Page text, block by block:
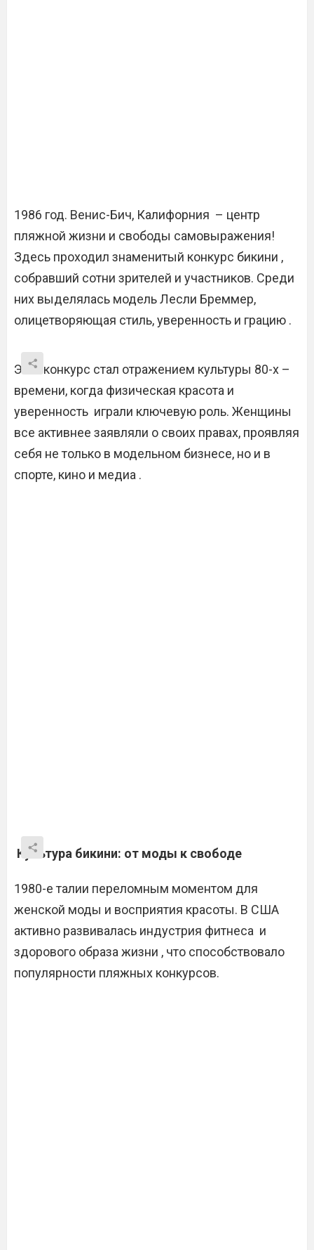
1986 год. Венис-Бич, Калифорния – центр
пляжной жизни и свободы самовыражения!
Здесь проходил знаменитый конкурс бикини ,
собравший сотни зрителей и участников. Среди
них выделялась модель Лесли Бреммер,
олицетворяющая стиль, уверенность и грацию .
Этот конкурс стал отражением культуры 80-х –
времени, когда физическая красота и
уверенность играли ключевую роль. Женщины
все активнее заявляли о своих правах, проявляя
себя не только в модельном бизнесе, но и в
спорте, кино и медиа .
Культура бикини: от моды к свободе
1980-е талии переломным моментом для
женской моды и восприятия красоты. В США
активно развивалась индустрия фитнеса и
здорового образа жизни , что способствовало
популярности пляжных конкурсов.